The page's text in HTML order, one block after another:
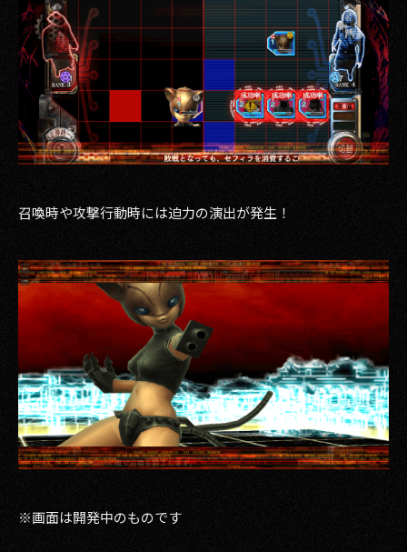
召喚時や攻撃行動時には迫力の演出が発生！
※画面は開発中のものです